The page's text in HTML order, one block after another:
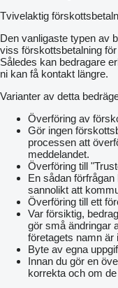
Tvivelaktig
Den vanligaste typen av
viss förskottsbetalning
Således kan bedragare
ni kan få kontakt längre.
Varianter av detta
Överföring av
Gör ingen
processen att
meddelandet.
Överföring till
En sådan
sannolikt att
Överföring till ett
Var försiktig,
gör små ändringar
företagets namn är
Byte av egna
Innan du gör en
korrekta och om